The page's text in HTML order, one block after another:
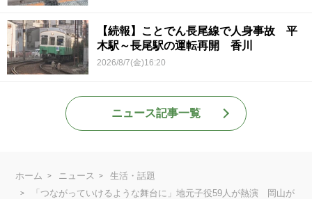
【続報】ことでん長尾線で人身事故 平
木駅～長尾駅の運転再開 香川
2026/8/7(金)16:20
ニュース記事一覧
ホーム ニュース
生活・話題
「つながっていけるような舞台に」地元子役59人が熱演 岡山が